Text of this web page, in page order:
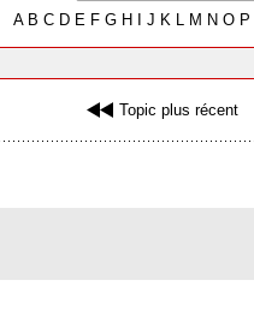
AB C D E F G H J K L M N O P
Topic plus récent